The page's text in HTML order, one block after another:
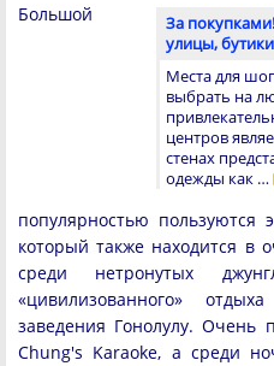
За
улицы,
Места для
выбрать на
центров
стенах
одежды как …
Большой
популярностью пользуются
который также находится в
среди нетронутых
«цивилизованного»
заведения Гонолулу. Очень
Chung's Karaoke, а среди